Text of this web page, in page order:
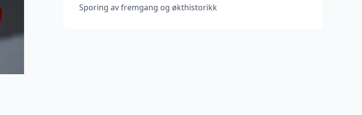
Sporing av fremgang og økthistorikk